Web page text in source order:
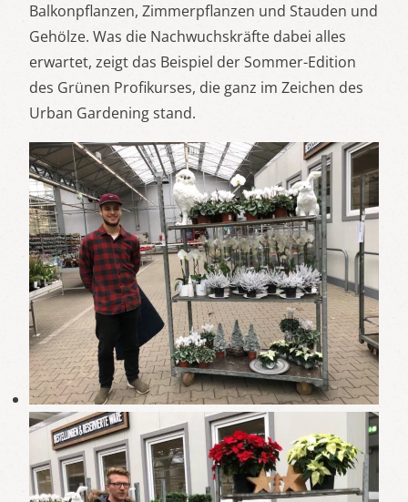
Balkonpflanzen, Zimmerpflanzen und Stauden und
Gehölze. Was die Nachwuchskräfte dabei alles
erwartet, zeigt das Beispiel der Sommer-Edition
des Grünen Profikurses, die ganz im Zeichen des
Urban Gardening stand.